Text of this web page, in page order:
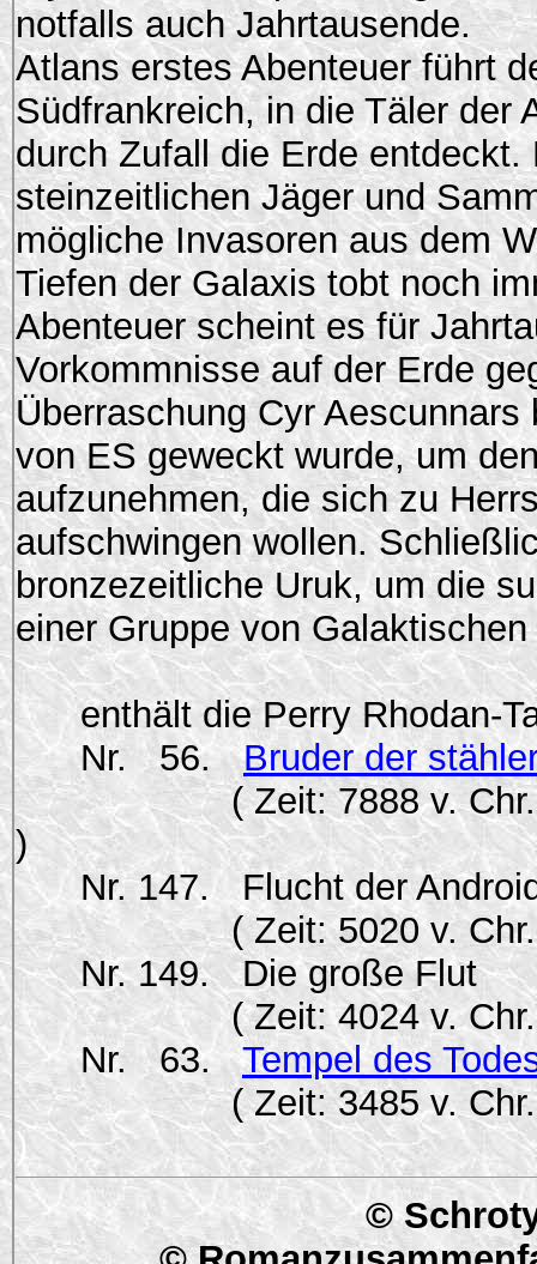
notfalls auch Jahrtausende.
Atlans erstes Abenteuer führt
Südfrankreich, in die Täler der
durch Zufall die Erde
steinzeitlichen Jäger und
mögliche Invasoren aus dem
Tiefen der Galaxis tobt noch
Abenteuer scheint es für
Vorkommnisse auf der Erde
Überraschung Cyr
von ES geweckt wurde, um
aufzunehmen, die sich zu
aufschwingen wollen.
bronzezeitliche Uruk, um die
einer Gruppe von
enthält die Perry Rhodan-
Nr. 56.Bruder der
( Zeit: 7888 v. Chr. bis
)
Nr. 147. Flucht der
( Zeit: 5020 v. Chr. /
Nr. 149. Die große Flut
( Zeit: 4024 v. Chr. bis
Nr. 63.Tempel des
( Zeit: 3485 v. Chr. bis
)
©